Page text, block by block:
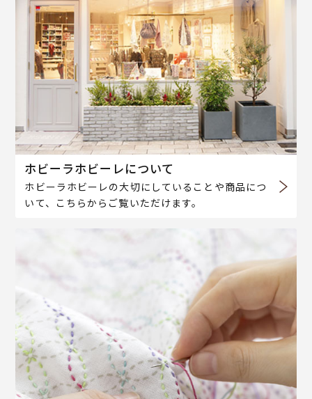
ホビーラホビーレについて
ホビーラホビーレの大切にしていることや商品につ
いて、こちらからご覧いただけます。